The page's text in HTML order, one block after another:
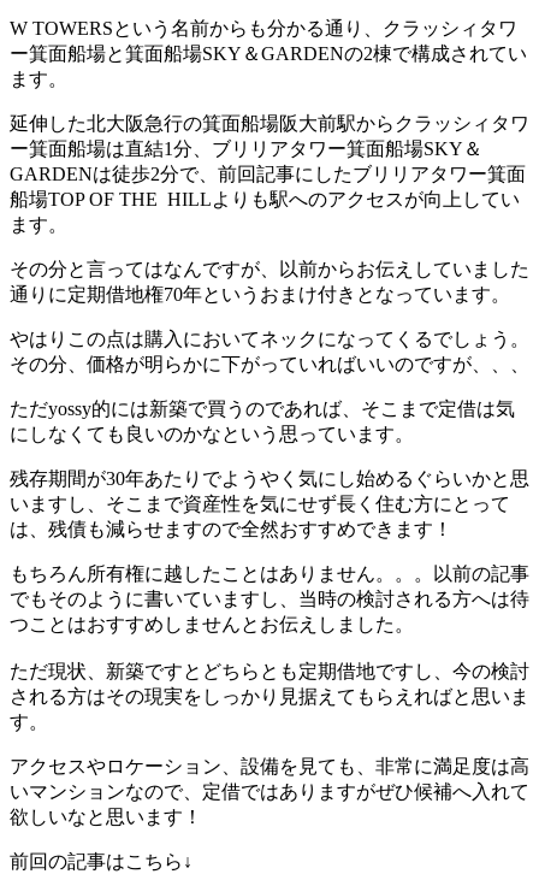
W TOWERSという名前からも分かる通り、クラッシィタワ
ー箕面船場と箕面船場SKY＆GARDENの2棟で構成されてい
ます。
延伸した北大阪急行の箕面船場阪大前駅からクラッシィタワ
ー箕面船場は直結1分、ブリリアタワー箕面船場SKY＆
GARDENは徒歩2分で、前回記事にしたブリリアタワー箕面
船場TOP OF THE HILLよりも駅へのアクセスが向上してい
ます。
その分と言ってはなんですが、以前からお伝えしていました
通りに定期借地権70年というおまけ付きとなっています。
やはりこの点は購入においてネックになってくるでしょう。
その分、価格が明らかに下がっていればいいのですが、、、
ただyossy的には新築で買うのであれば、そこまで定借は気
にしなくても良いのかなという思っています。
残存期間が30年あたりでようやく気にし始めるぐらいかと思
いますし、そこまで資産性を気にせず長く住む方にとって
は、残債も減らせますので全然おすすめできます！
もちろん所有権に越したことはありません。。。以前の記事
でもそのように書いていますし、当時の検討される方へは待
つことはおすすめしませんとお伝えしました。
ただ現状、新築ですとどちらとも定期借地ですし、今の検討
される方はその現実をしっかり見据えてもらえればと思いま
す。
アクセスやロケーション、設備を見ても、非常に満足度は高
いマンションなので、定借ではありますがぜひ候補へ入れて
欲しいなと思います！
前回の記事はこちら↓